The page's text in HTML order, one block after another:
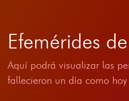
Efemérides
Aquí podrá visualizar las
fallecieron un día como hoy